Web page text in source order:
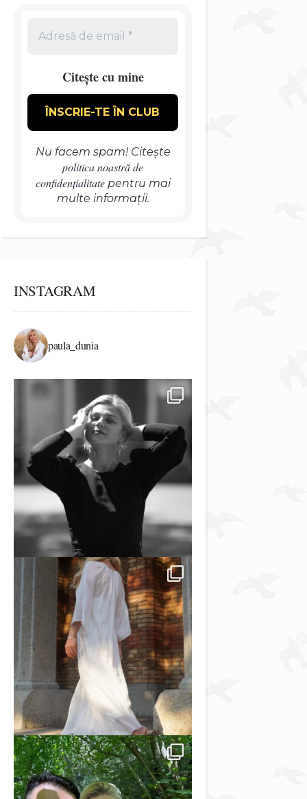
Citește cu mine
Nu facem spam! Citește
politica noastră de
confidențialitatepentru mai
multe informații.
INSTAGRAM
paula_dunia